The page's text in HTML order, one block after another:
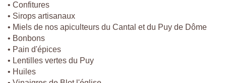
• Confitures
• Sirops artisanaux
• Miels de nos apiculteurs du Cantal et du Puy de Dôme
• Bonbons
• Pain d'épices
• Lentilles vertes du Puy
• Huiles